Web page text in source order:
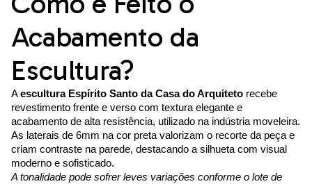
Acabamento da
Escultura?
Aescultura Espírito Santo da Casa do Arquiteto recebe
revestimento frente e verso com textura elegante e
acabamento de alta resistência, utilizado na indústria moveleira.
As laterais de 6mm na cor preta valorizam o recorte da peça e
criam contraste na parede, destacando a silhueta com visual
moderno e sofisticado.
A tonalidade pode sofrer leves variações conforme o lote de